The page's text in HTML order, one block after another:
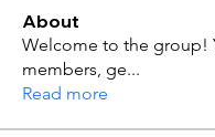
About
Welcome to the group!
members, ge...
Read more